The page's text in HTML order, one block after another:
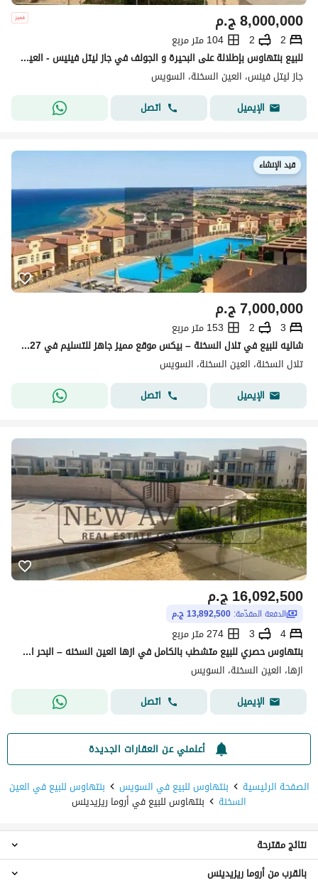
ج.م8,000,000
2
2
104 متر مربع
للبيع بنتهاوس بإطلالة على البحيرة و الجولف في جاز ليتل فينيس - العين السخنة
جاز ليتل فينس، العين السخنة، السويس
الإيميل
اتصل
قيد الإنشاء
ج.م7,000,000
3
2
153 متر مربع
شاليه للبيع في تلال السخنة – بيكس موقع مميز جاهز للتسليم في 4/2027 – تشطيب فاخر ومميز وبااقل سعر في السوق
تلال السخنة، العين السخنة، السويس
الإيميل
اتصل
ج.م16,092,500
الدفعة المقدّمة: 13,892,500 ج.م
4
3
274 متر مربع
بنتهاوس حصري للبيع متشطب بالكامل في ازها العين السخنه – البحر الأحمر بإطلالة مباشرة على اللاجون
ازها، العين السخنة، السويس
الإيميل
اتصل
أعلمني عن العقارات الجديدة
الصفحة الرئيسية
بنتهاوس للبيع في السويس بنتهاوس للبيع في العين
السخنة بنتهاوس للبيع في أروما ريزيدينس
بنتهاوس 2 غرفة نوم للبيع في أروما ريزيدينس
نتائج مقترحة
بالقرب من أروما ريزيدينس